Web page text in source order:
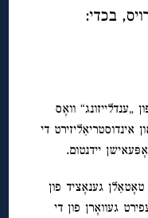
בכדי:
וואָס
די
יידנטום.
גענאָציד פון
געוואָרן פון די